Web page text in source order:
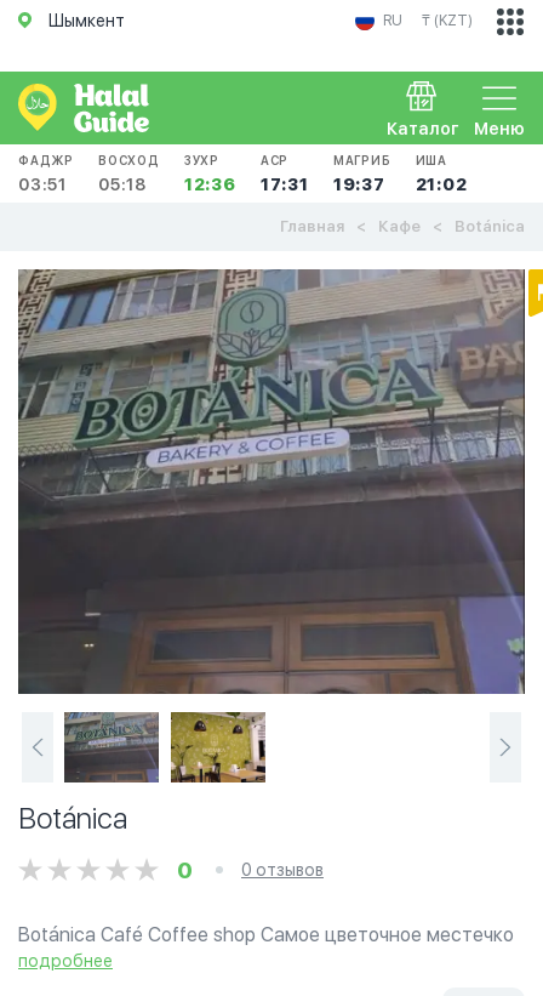
Шымкент RU ₸ (KZT)
Меню
Каталог
ФАДЖР
03:51
ВОСХОД
05:18
ЗУХР
12:36
АСР
17:31
МАГРИБ
19:37
ИША
21:02
Главная Кафе Botánica
Botánica
0 0 отзывов
Botánica Café Coffee shop Самое цветочное местечко
в городе🌿
подробнее